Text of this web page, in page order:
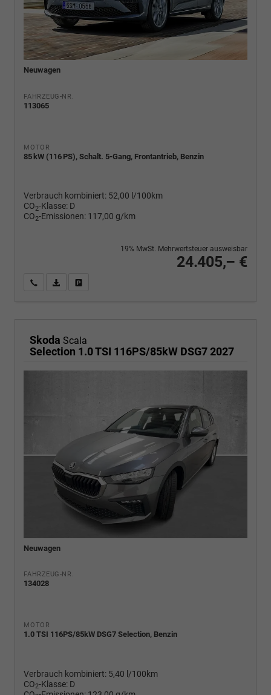
Neuwagen
FAHRZEUG-NR.
113065
MOTOR
85 kW (116 PS), Schalt. 5-Gang, Frontantrieb, Benzin
Verbrauch kombiniert: 52,00 l/100km
CO2-Klasse: D
CO2-Emissionen: 117,00 g/km
24.405,– €
19% MwSt. Mehrwertsteuer ausweisbar
Wir rufen Sie anPDF-Fahrzeugexposé drucken
Skoda Scala
Selection 1.0 TSI 116PS/85kW DSG7 2027
Neuwagen
FAHRZEUG-NR.
134028
MOTOR
1.0 TSI 116PS/85kW DSG7 Selection, Benzin
Verbrauch kombiniert: 5,40 l/100km
CO2-Klasse: D